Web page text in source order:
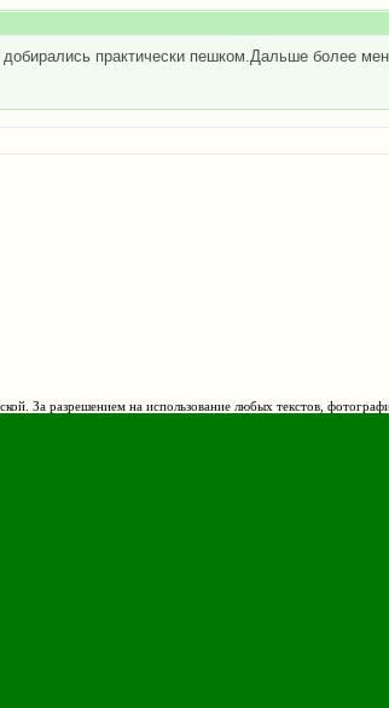
практически пешком.Дальше более
За разрешением на использование любых текстов,